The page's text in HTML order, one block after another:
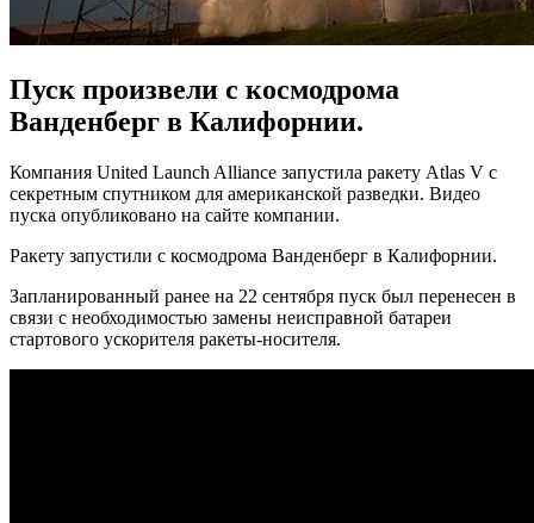
Пуск произвели с космодрома
Ванденберг в Калифорнии.
Компания United Launch Alliance запустила ракету Atlas V с
секретным спутником для американской разведки. Видео
пуска опубликовано на сайте компании.
Ракету запустили с космодрома Ванденберг в Калифорнии.
Запланированный ранее на 22 сентября пуск был перенесен в
связи с необходимостью замены неисправной батареи
стартового ускорителя ракеты-носителя.